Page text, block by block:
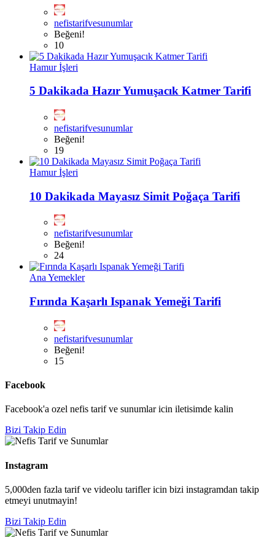
nefistarifvesunumlar
Beğeni!
10
Hamur İşleri
5 Dakikada Hazır Yumuşacık Katmer Tarifi
nefistarifvesunumlar
Beğeni!
19
Hamur İşleri
10 Dakikada Mayasız Simit Poğaça Tarifi
nefistarifvesunumlar
Beğeni!
24
Ana Yemekler
Fırında Kaşarlı Ispanak Yemeği Tarifi
nefistarifvesunumlar
Beğeni!
15
Facebook
Facebook'a ozel nefis tarif ve sunumlar icin iletisimde kalin
Bizi Takip Edin
Instagram
5,000den fazla tarif ve videolu tarifler icin bizi instagramdan takip
etmeyi unutmayin!
Bizi Takip Edin